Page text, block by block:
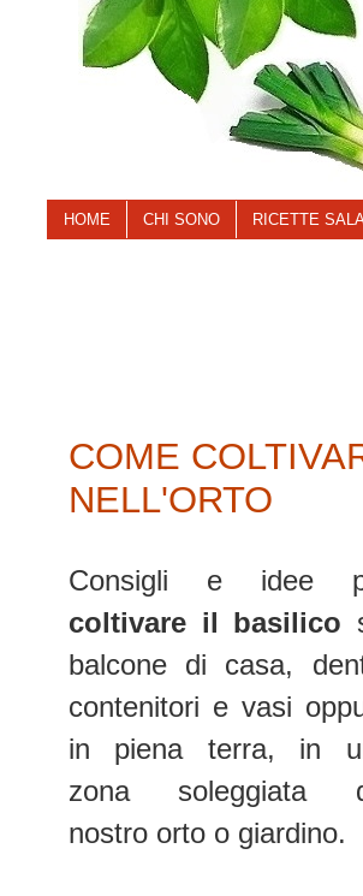
HOME CHI SONO RICETTE
COME
NELL'ORTO
Consigli e idee
coltivare il basilico
balcone di casa,
contenitori e vasi
in piena terra, in
zona soleggiata
nostro orto o giardino.